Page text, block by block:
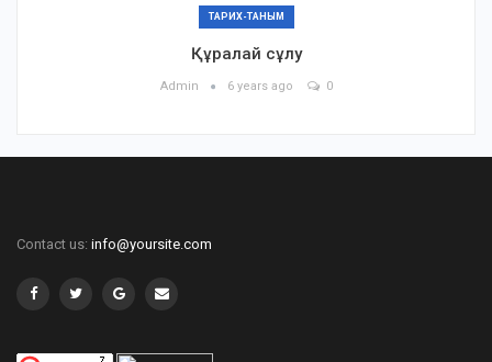
ТАРИХ-ТАНЫМ
Құралай сұлу
Admin 6 years ago 0
Contact us: info@yoursite.com